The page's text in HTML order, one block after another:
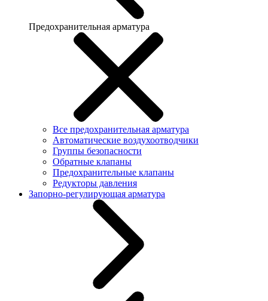
Предохранительная арматура
Все предохранительная арматура
Автоматические воздухоотводчики
Группы безопасности
Обратные клапаны
Предохранительные клапаны
Редукторы давления
Запорно-регулирующая арматура